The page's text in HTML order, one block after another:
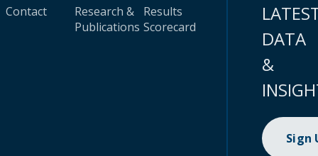
Contact
Research &
Publications
Results
Scorecard
DATA
&
Sign